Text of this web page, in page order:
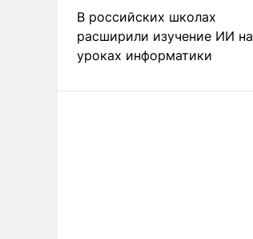
В российских школах
расширили изучение ИИ на
уроках информатики